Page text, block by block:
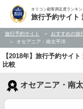
オリコン顧客満足度ランキン
旅行予約サイト
旅行予約サイト おすすめの旅
オセアニア・南太平洋
【2018年】旅行予約サイ
比較
オセアニア・南